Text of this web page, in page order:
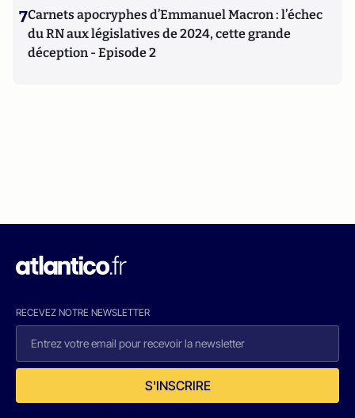
7Carnets apocryphes d’Emmanuel Macron : l’échec
du RN aux législatives de 2024, cette grande
déception - Episode 2
RECEVEZ NOTRE NEWSLETTER
S'INSCRIRE